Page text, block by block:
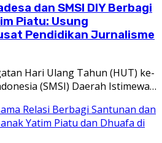
dan SMSI DIY Berbagi
Piatu: Usung
Pendidikan Jurnalisme
Hari Ulang Tahun (HUT) ke-
(SMSI) Daerah Istimewa…